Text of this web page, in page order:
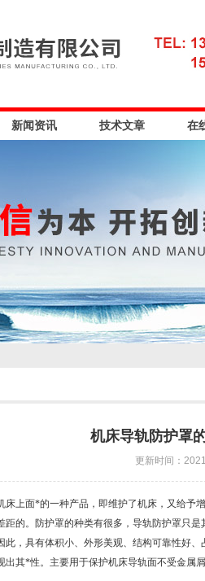
新闻资讯 技术文章 在
机床导轨防护罩
更新时间：
床上面*的一种产品，即维护了机床，又给予
距的。防护罩的种类有很多，导轨防护罩只
此，具有体积小、外形美观、结构可靠性好
出其*性。主要用于保护机床导轨面不受金属